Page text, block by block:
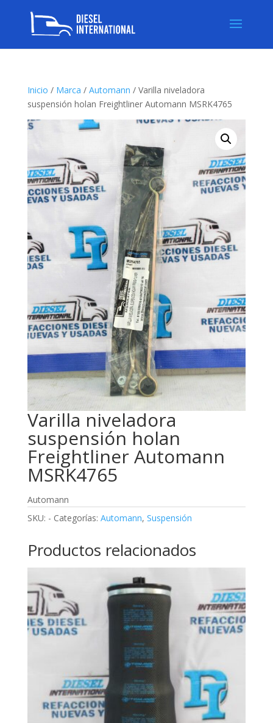
Inicio / Marca / Automann / Varilla niveladora
suspensión holan Freightliner Automann MSRK4765
Varilla niveladora
suspensión holan
Freightliner Automann
MSRK4765
Automann
SKU: - Categorías: Automann, Suspensión
Productos relacionados